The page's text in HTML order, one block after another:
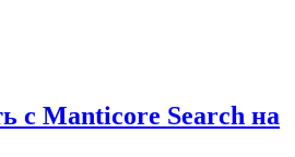
с Manticore Search на